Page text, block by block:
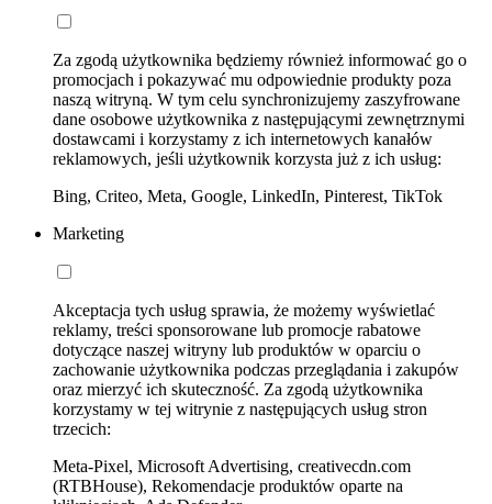
Za zgodą użytkownika będziemy również informować go o
promocjach i pokazywać mu odpowiednie produkty poza
naszą witryną. W tym celu synchronizujemy zaszyfrowane
dane osobowe użytkownika z następującymi zewnętrznymi
dostawcami i korzystamy z ich internetowych kanałów
reklamowych, jeśli użytkownik korzysta już z ich usług:
Bing, Criteo, Meta, Google, LinkedIn, Pinterest, TikTok
Marketing
Akceptacja tych usług sprawia, że możemy wyświetlać
reklamy, treści sponsorowane lub promocje rabatowe
dotyczące naszej witryny lub produktów w oparciu o
zachowanie użytkownika podczas przeglądania i zakupów
oraz mierzyć ich skuteczność. Za zgodą użytkownika
korzystamy w tej witrynie z następujących usług stron
trzecich:
Meta-Pixel, Microsoft Advertising, creativecdn.com
(RTBHouse), Rekomendacje produktów oparte na